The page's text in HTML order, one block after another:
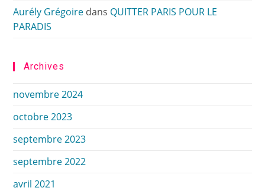
Aurély Grégoire dans QUITTER PARIS POUR LE
PARADIS
Archives
novembre 2024
octobre 2023
septembre 2023
septembre 2022
avril 2021